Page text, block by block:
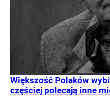
Większość Polaków
częściej polecają inne